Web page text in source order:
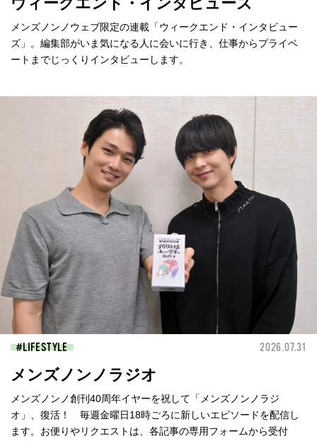
メンズノンノウェブ限定の連載「ウィークエンド・インタビュー
ズ」。編集部がいま気になる人に会いに行き、仕事からプライベ
ートまでじっくりインタビューします。
LIFESTYLE 2026.07.31
メンズノンノラジオ
メンズノンノ創刊40周年イヤーを祝して「メンズノンノラジ
オ」、復活！ 毎週金曜日18時ごろに新しいエピソードを配信し
ます。お便りやリクエストは、各記事の専用フォームから受付